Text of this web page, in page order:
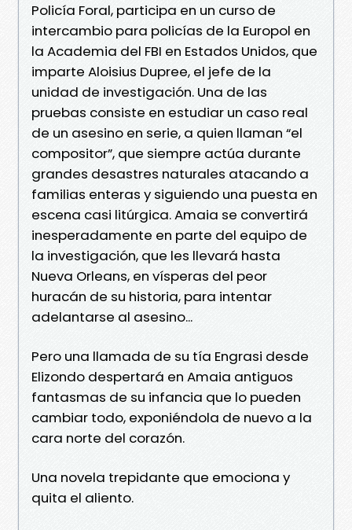
Policía Foral, participa en un curso de
intercambio para policías de la Europol en
la Academia del FBI en Estados Unidos, que
imparte Aloisius Dupree, el jefe de la
unidad de investigación. Una de las
pruebas consiste en estudiar un caso real
de un asesino en serie, a quien llaman “el
compositor”, que siempre actúa durante
grandes desastres naturales atacando a
familias enteras y siguiendo una puesta en
escena casi litúrgica. Amaia se convertirá
inesperadamente en parte del equipo de
la investigación, que les llevará hasta
Nueva Orleans, en vísperas del peor
huracán de su historia, para intentar
adelantarse al asesino...
Pero una llamada de su tía Engrasi desde
Elizondo despertará en Amaia antiguos
fantasmas de su infancia que lo pueden
cambiar todo, exponiéndola de nuevo a la
cara norte del corazón.
Una novela trepidante que emociona y
quita el aliento.